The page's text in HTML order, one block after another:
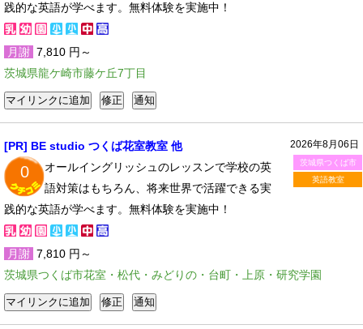
践的な英語が学べます。無料体験を実施中！
月謝 7,810 円～
茨城県龍ケ崎市藤ケ丘7丁目
2026年8月06日
茨城県つくば市
英語教室
[PR] BE studio つくば花室教室 他
0
オールイングリッシュのレッスンで学校の英
語対策はもちろん、将来世界で活躍できる実
践的な英語が学べます。無料体験を実施中！
月謝 7,810 円～
茨城県つくば市花室・松代・みどりの・台町・上原・研究学園